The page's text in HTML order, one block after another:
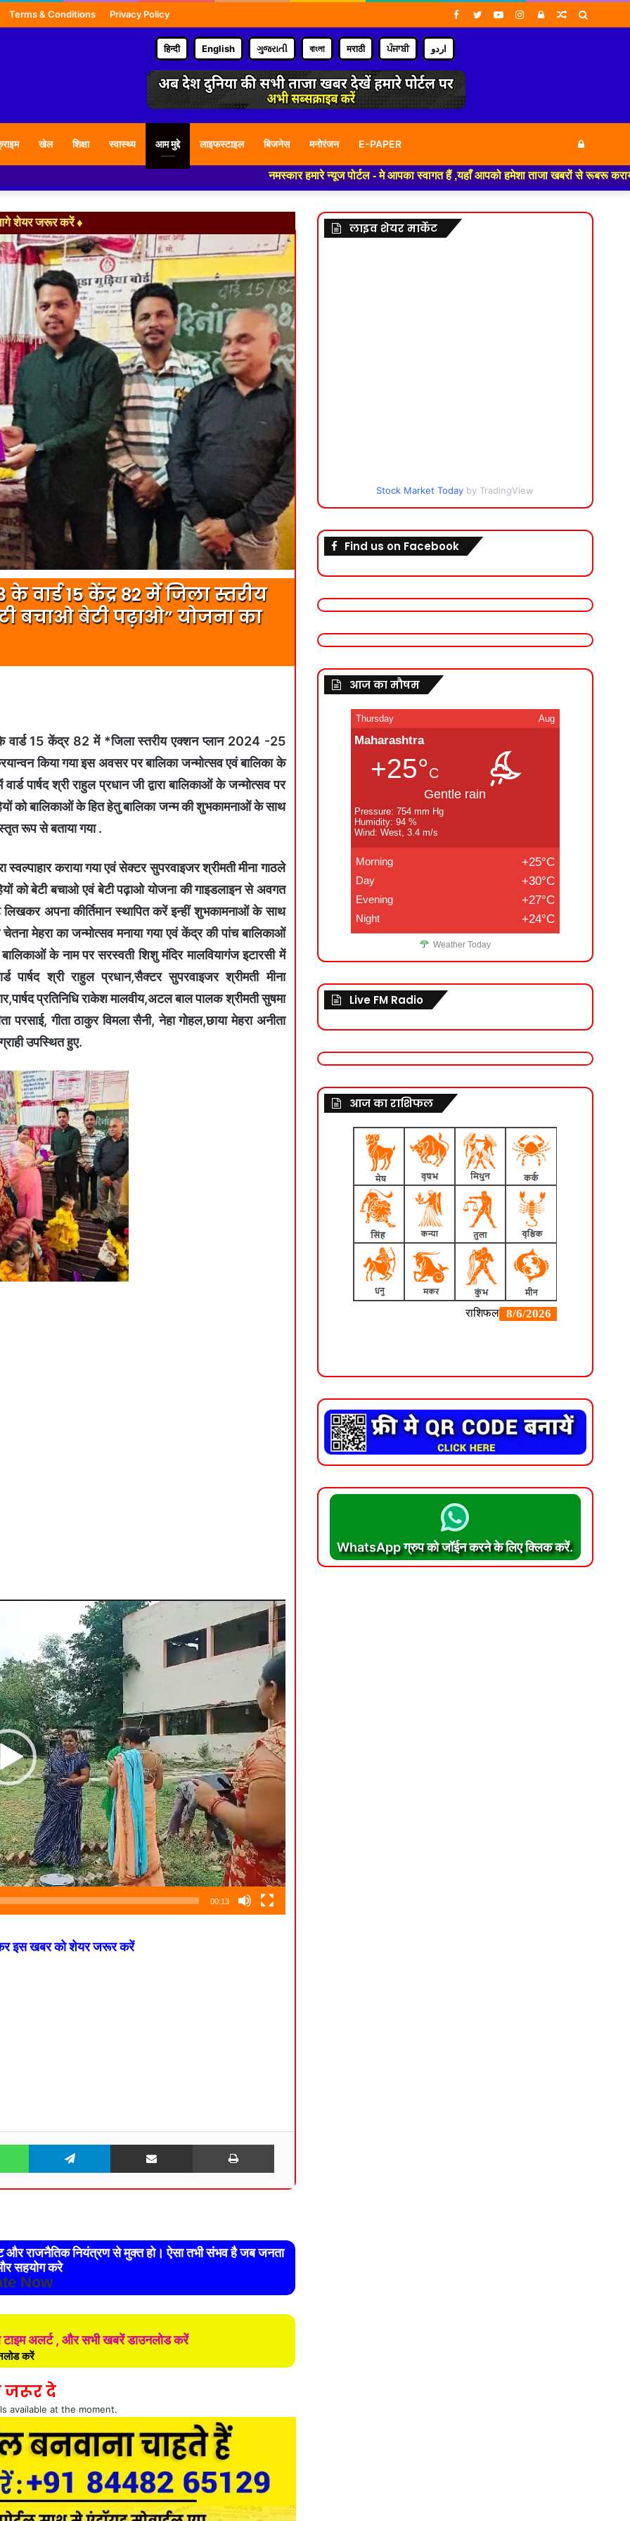
Terms & Conditions Privacy Policy Random
Log
Instagram
YouTube
Twitter
Facebook
हिन्दी English ગુજરાતી বাংলা मराठी ਪੰਜਾਬੀ اردو
खेल शिक्षा स्वास्थ्य आम मुद्दे लाइफस्टाइल बिजनेस मनोरंजन E-PAPER Log
In
नमस्कार हमारे न्यूज पोर्टल - मे आपका स्वागत हैं ,यहाँ आपको हमेशा ताजा खबरों से रूबरू कराया जाएगा ,
शेयर जरूर करें ♦
वार्ड 15 केंद्र 82 में जिला स्तरीय
बचाओ बेटी पढ़ाओ” योजना का
वार्ड 15 केंद्र 82 में *जिला स्तरीय एक्शन प्लान 2024 -25
किया गया इस अवसर पर बालिका जन्मोत्सव एवं बालिका के
पार्षद श्री राहुल प्रधान जी द्वारा बालिकाओं के जन्मोत्सव पर
को बालिकाओं के हित हेतु बालिका जन्म की शुभकामनाओं के साथ
रूप से बताया गया .
स्वल्पाहार कराया गया एवं सेक्टर सुपरवाइजर श्रीमती मीना गाठले
को बेटी बचाओ एवं बेटी पढ़ाओ योजना की गाइडलाइन से अवगत
लिखकर अपना कीर्तिमान स्थापित करें इन्हीं शुभकामनाओं के साथ
मेहरा का जन्मोत्सव मनाया गया एवं केंद्र की पांच बालिकाओं
के नाम पर सरस्वती शिशु मंदिर मालवियागंज इटारसी में
पार्षद श्री राहुल प्रधान,सैक्टर सुपरवाइजर श्रीमती मीना
प्रतिनिधि राकेश मालवीय,अटल बाल पालक श्रीमती सुषमा
परसाई, गीता ठाकुर विमला सैनी, नेहा गोहल,छाया मेहरा अनीता
उपस्थित हुए.
00:13
कर इस खबर को शेयर जरूर करें
WhatsApp Telegram Share via Email Print
और राजनैतिक नियंत्रण से मुक्त हो। ऐसा तभी संभव है जब जनता
सहयोग करे
Now
टाइम अलर्ट , और सभी खबरें डाउनलोड करें
करें
जरूर दे
available at the moment.
लाइव शेयर मार्केट
Stock Market Today by TradingView
Find us on Facebook
आज का मौषम
Thursday Aug
Maharashtra
+25°C
Gentle rain
Pressure: 754 mm Hg
Humidity: 94 %
Wind: West, 3.4 m/s
Morning +25°C
Day +30°C
Evening +27°C
Night +24°C
Weather Today
Live FM Radio
आज का राशिफल
WhatsApp ग्रुप को जॉईन करने के लिए क्लिक करें.